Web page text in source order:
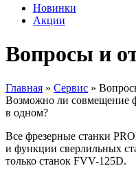
Новинки
Акции
Вопросы и
Главная » Сервис »
Возможно ли совмещение
в одном?
Все фрезерные станки
и функции сверлильных
только станок FVV-125D.